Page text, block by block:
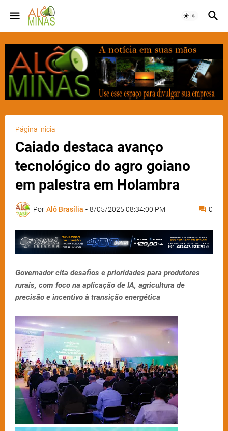
Página inicial
Caiado destaca avanço
tecnológico do agro goiano
em palestra em Holambra
Por Alô Brasília - 8/05/2025 08:34:00 PM 0
Governador cita desafios e prioridades para produtores
rurais, com foco na aplicação de IA, agricultura de
precisão e incentivo à transição energética